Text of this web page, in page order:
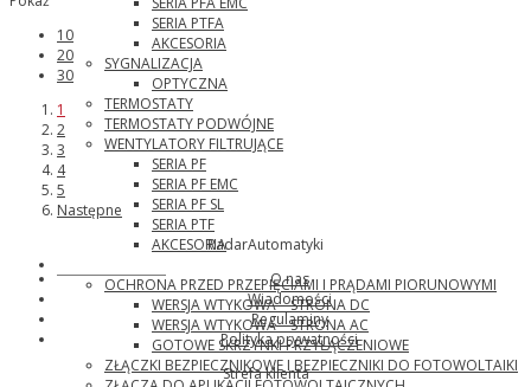
SERIA PTFA
AKCESORIA
SYGNALIZACJA
OPTYCZNA
TERMOSTATY
TERMOSTATY PODWÓJNE
WENTYLATORY FILTRUJĄCE
SERIA PF
SERIA PF EMC
SERIA PF SL
SERIA PTF
AKCESORIA
OCHRONA PRZED PRZEPIĘCIAMI I PRĄDAMI PIORUNOWYMI
WERSJA WTYKOWA – STRONA DC
WERSJA WTYKOWA – STRONA AC
GOTOWE SKRZYNKI PRZYŁĄCZENIOWE
ZŁĄCZKI BEZPIECZNIKOWE I BEZPIECZNIKI DO FOTOWOLTAIKI
10
20
30
1
2
3
4
5
Następne
RadarAutomatyki
O nas
Wiadomości
Regulaminy
Polityka prywatności
Strefa klienta